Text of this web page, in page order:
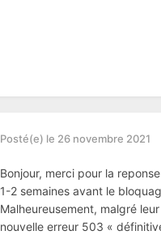
Posté(e) le 26 novembre 2021
Bonjour, merci pour la
1-2 semaines avant le
Malheureusement, malgré
nouvelle erreur 503 «